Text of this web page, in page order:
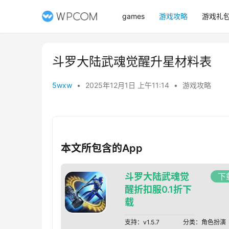
games 游戏攻略 游戏礼
斗罗大陆武魂觉醒升星材料表
5wxw • 2025年12月1日 上午11:14 • 游戏攻略
本文所包含的App
斗罗大陆武魂觉
醒折扣服0.1折下
载
下
支持： v1.5.7 分类： 角色扮演